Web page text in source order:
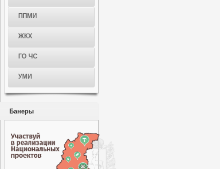
ППМИ
ЖКХ
ГО ЧС
УМИ
Банеры